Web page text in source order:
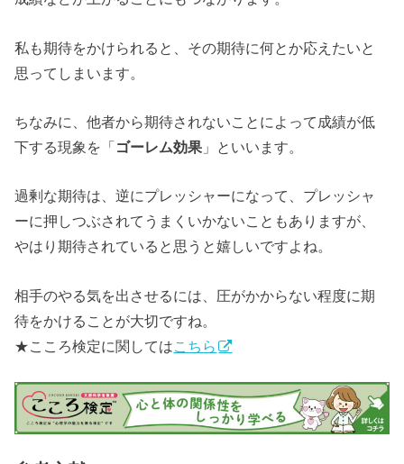
私も期待をかけられると、その期待に何とか応えたいと
思ってしまいます。
ちなみに、他者から期待されないことによって成績が低
下する現象を「ゴーレム効果 」といいます。
過剰な期待は、逆にプレッシャーになって、プレッシャ
ーに押しつぶされてうまくいかないこともありますが、
やはり期待されていると思うと嬉しいですよね。
相手のやる気を出させるには、圧がかからない程度に期
待をかけることが大切ですね。
★こころ検定に関してはこちら